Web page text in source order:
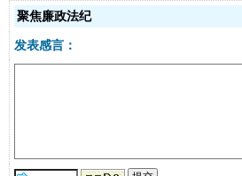
全民健身五年计划来了！等你上场
聚焦廉政法纪
发表感言：